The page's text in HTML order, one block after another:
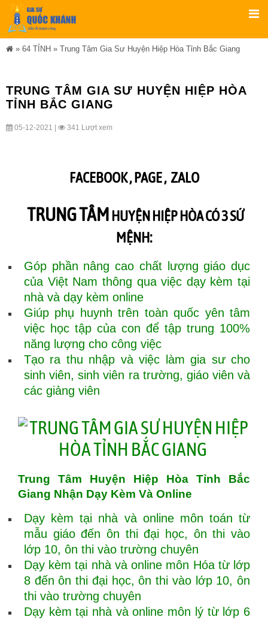
» 64 TỈNH » Trung Tâm Gia Sư Huyện Hiệp Hòa Tỉnh Bắc Giang
TRUNG TÂM GIA SƯ HUYỆN HIỆP HÒA
TỈNH BẮC GIANG
05-12-2021 | 341 Lượt xem
FACEBOOK ,PAGE, ZALO
TRUNG TÂM HUYỆN HIỆP HÒA CÓ 3 SỨ
MỆNH:
Góp phần nâng cao chất lượng giáo dục
của Việt Nam thông qua việc dạy kèm tại
nhà và dạy kèm online
Giúp phụ huynh trên toàn quốc yên tâm
việc học tập của con để tập trung 100%
năng lượng cho công việc
Tạo ra thu nhập và việc làm gia sư cho
sinh viên, sinh viên ra trường, giáo viên và
các giảng viên
Trung Tâm Huyện Hiệp Hòa Tỉnh Bắc
Giang Nhận Dạy Kèm Và Online
Dạy kèm tại nhà và online môn toán từ
mẫu giáo đến ôn thi đại học, ôn thi vào
lớp 10, ôn thi vào trường chuyên
Dạy kèm tại nhà và online môn Hóa từ lớp
8 đến ôn thi đại học, ôn thi vào lớp 10, ôn
thi vào trường chuyên
Dạy kèm tại nhà và online môn lý từ lớp 6